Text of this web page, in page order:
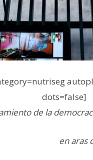
dots=false]
de la
en aras